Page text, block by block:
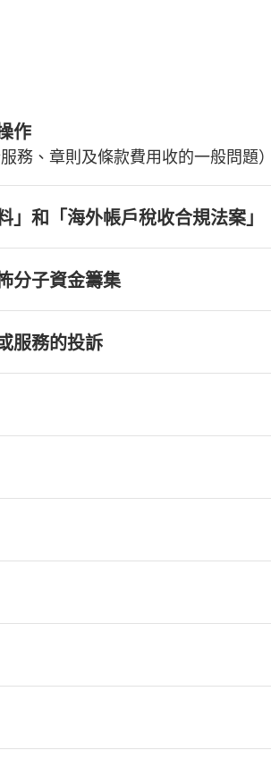
作
務、章則及條款費用收的一般問題）
」和「海外帳戶稅收合規法案」
分子資金籌集
服務的投訴